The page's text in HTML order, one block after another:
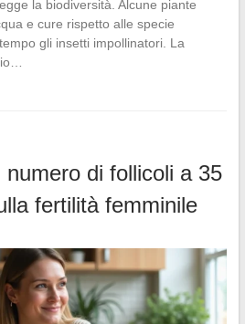
la biodiversità. Alcune piante
e cure rispetto alle specie
gli insetti impollinatori. La
di follicoli a 35
fertilità femminile